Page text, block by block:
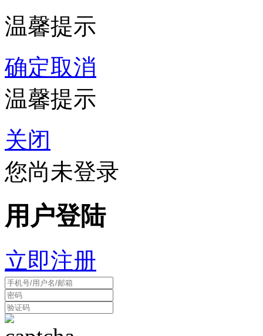
温馨提示
确定取消
温馨提示
关闭
您尚未登录
用户登陆
立即注册